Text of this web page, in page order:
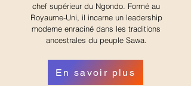
chef supérieur du Ngondo. Formé au
Royaume-Uni, il incarne un leadership
moderne enraciné dans les traditions
ancestrales du peuple Sawa.
En savoir plus